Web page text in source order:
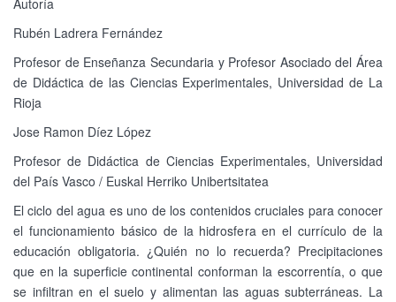
Autoría
Rubén Ladrera Fernández
Profesor de Enseñanza Secundaria y Profesor Asociado del Área
de Didáctica de las Ciencias Experimentales, Universidad de La
Rioja
Jose Ramon Díez López
Profesor de Didáctica de Ciencias Experimentales, Universidad
del País Vasco / Euskal Herriko Unibertsitatea
El ciclo del agua es uno de los contenidos cruciales para conocer
el funcionamiento básico de la hidrosfera en el currículo de la
educación obligatoria. ¿Quién no lo recuerda? Precipitaciones
que en la superficie continental conforman la escorrentía, o que
se infiltran en el suelo y alimentan las aguas subterráneas. La